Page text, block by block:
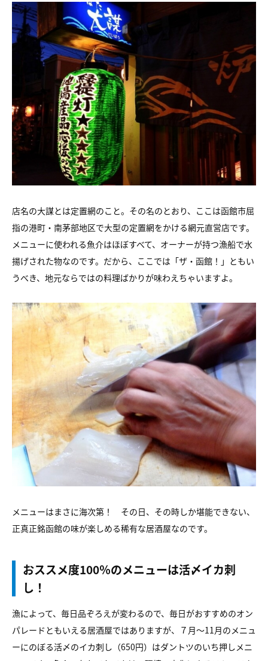
店名の大謀とは定置網のこと。その名のとおり、ここは函館市屈
指の港町・南茅部地区で大型の定置網をかける網元直営店です。
メニューに使われる魚介はほぼすべて、オーナーが持つ漁船で水
揚げされた物なのです。だから、ここでは「ザ・函館！」ともい
うべき、地元ならではの料理ばかりが味わえちゃいますよ。
メニューはまさに海次第！ その日、その時しか堪能できない、
正真正銘函館の味が楽しめる稀有な居酒屋なのです。
おススメ度100％のメニューは活〆イカ刺
し！
漁によって、毎日品ぞろえが変わるので、毎日がおすすめのオン
パレードともいえる居酒屋ではありますが、７月～11月のメニュ
ーにのぼる活〆のイカ刺し（650円）はダントツのいち押しメニ